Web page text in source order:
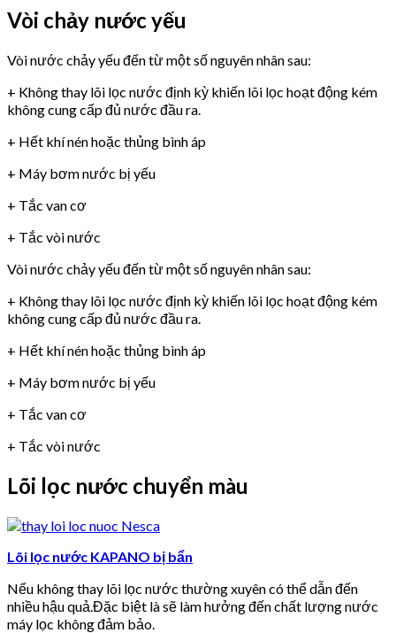
Vòi chảy nước yếu
Vòi nước chảy yếu đến từ một số nguyên nhân sau:
+ Không thay lõi lọc nước định kỳ khiến lõi lọc hoạt động kém
không cung cấp đủ nước đầu ra.
+ Hết khí nén hoặc thủng bình áp
+ Máy bơm nước bị yếu
+ Tắc van cơ
+ Tắc vòi nước
Vòi nước chảy yếu đến từ một số nguyên nhân sau:
+ Không thay lõi lọc nước định kỳ khiến lõi lọc hoạt động kém
không cung cấp đủ nước đầu ra.
+ Hết khí nén hoặc thủng bình áp
+ Máy bơm nước bị yếu
+ Tắc van cơ
+ Tắc vòi nước
Lõi lọc nước chuyển màu
Lõi lọc nước KAPANO bị bẩn
Nếu không thay lõi lọc nước thường xuyên có thể dẫn đến
nhiều hậu quả.Đặc biệt là sẽ làm hưởng đến chất lượng nước
máy lọc không đảm bảo.